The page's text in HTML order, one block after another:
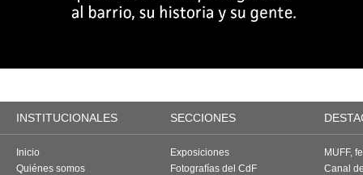
INSTITUCIONALES SECCIONES
Inicio
Quiénes somos
Exposiciones
Fotografías del CdF
MUFF,
Canal